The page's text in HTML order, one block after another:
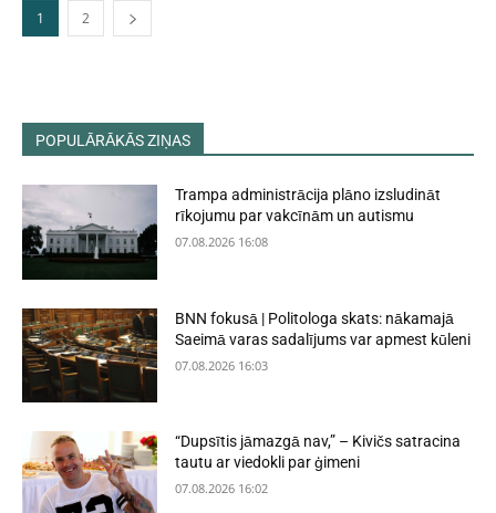
1 2
POPULĀRĀKĀS ZIŅAS
Trampa administrācija plāno izsludināt
rīkojumu par vakcīnām un autismu
07.08.2026 16:08
BNN fokusā | Politologa skats: nākamajā
Saeimā varas sadalījums var apmest kūleni
07.08.2026 16:03
“Dupsītis jāmazgā nav,” – Kivičs satracina
tautu ar viedokli par ģimeni
07.08.2026 16:02